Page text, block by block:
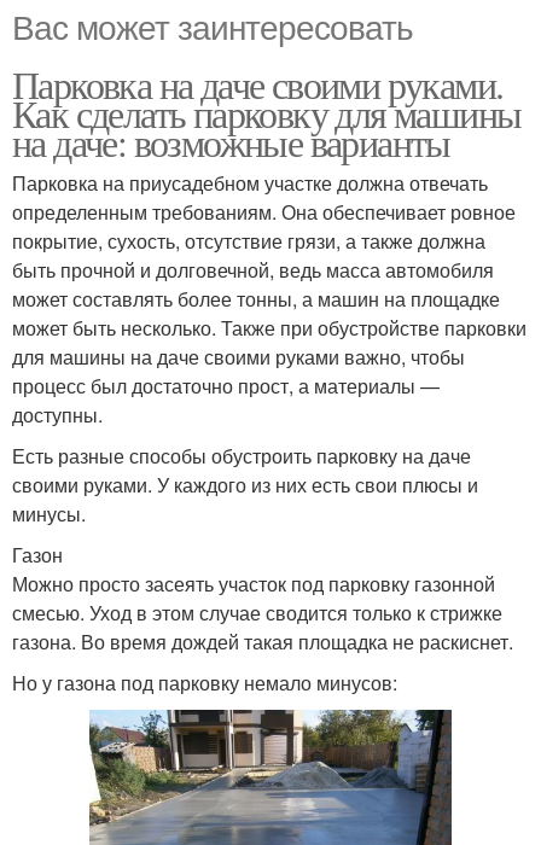
Вас может заинтересовать
Парковка на даче своими руками.
Как сделать парковку для машины
на даче: возможные варианты
Парковка на приусадебном участке должна отвечать
определенным требованиям. Она обеспечивает ровное
покрытие, сухость, отсутствие грязи, а также должна
быть прочной и долговечной, ведь масса автомобиля
может составлять более тонны, а машин на площадке
может быть несколько. Также при обустройстве парковки
для машины на даче своими руками важно, чтобы
процесс был достаточно прост, а материалы —
доступны.
Есть разные способы обустроить парковку на даче
своими руками. У каждого из них есть свои плюсы и
минусы.
Газон
Можно просто засеять участок под парковку газонной
смесью. Уход в этом случае сводится только к стрижке
газона. Во время дождей такая площадка не раскиснет.
Но у газона под парковку немало минусов: